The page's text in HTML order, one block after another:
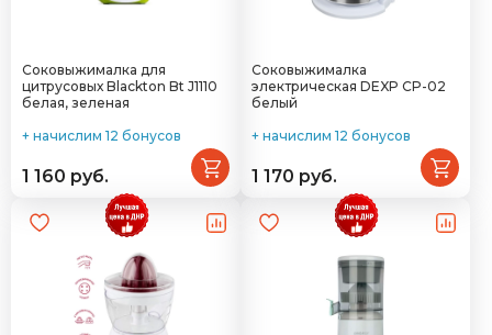
Соковыжималка для
цитрусовых Blackton Bt J1110
белая, зеленая
+ начислим 12 бонусов
1 160 руб.
Соковыжималка
электрическая DEXP CP-02
белый
+ начислим 12 бонусов
1 170 руб.